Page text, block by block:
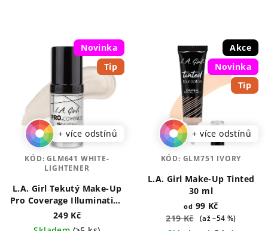
Novinka
Tip
+ více odstínů
L.A. Girl Tekutý Make-Up
Pro Coverage Illuminating
28 ml
249 Kč
KÓD:GLM641 WHITE-
LIGHTENER
Akce
Novinka
Tip
+ více odstínů
L.A. Girl Make-Up Tinted
30 ml
od 99 Kč
219 Kč
(až –54 %)
KÓD: GLM751 IVORY